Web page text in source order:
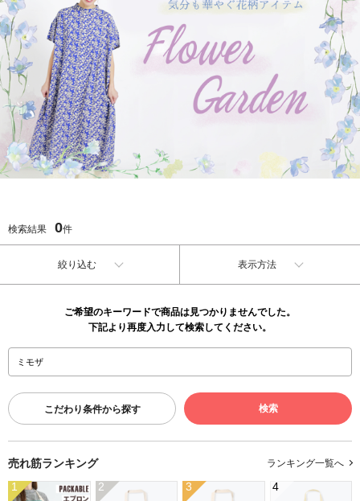
検索結果 0件
絞り込む 表示方法
ご希望のキーワードで商品は見つかりませんでした。
下記より再度入力して検索してください。
こだわり条件から探す
売れ筋ランキング ランキング一覧へ
1 2 3 4